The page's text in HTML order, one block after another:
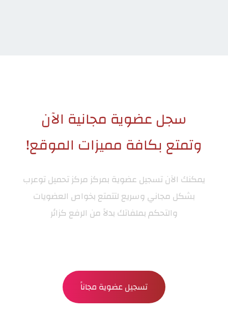
سجل عضوية مجانية الآن
وتمتع بكافة مميزات الموقع!
يمكنك الآن تسجيل عضوية بمركزمركز تحميل توعرب
بشكل مجاني وسريع لتتمتع بخواص العضويات
والتحكم بملفاتك بدلاً من الرفع كزائر
تسجيل عضوية مجاناً